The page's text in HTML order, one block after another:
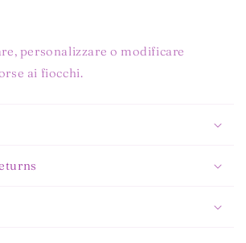
personalizzare o modificare
ai fiocchi.